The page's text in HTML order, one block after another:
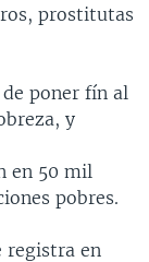
prostitutas
de poner fín al
y
en 50 mil
pobres.
registra en